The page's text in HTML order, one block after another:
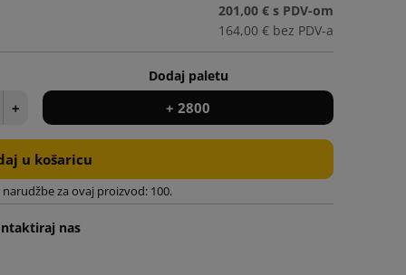
201,00 € s PDV-om
164,00 € bez PDV-a
+
Dodaj paletu
+ 2800
u košaricu
za ovaj proizvod: 100.
nas